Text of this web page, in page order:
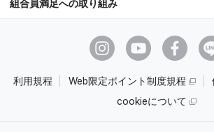
組合員満足への取り組み
利用規程 Web限定ポイント制度規程
cookieについて